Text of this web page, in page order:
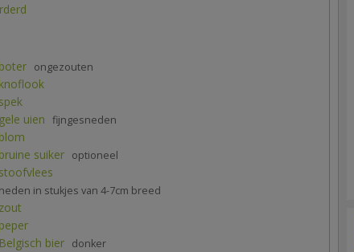
boter ongezouten
knoflook
spek
gele uien fijngesneden
blom
bruine suiker optioneel
stoofvlees
in stukjes van 4-7cm breed
zout
peper
Belgisch bier donker